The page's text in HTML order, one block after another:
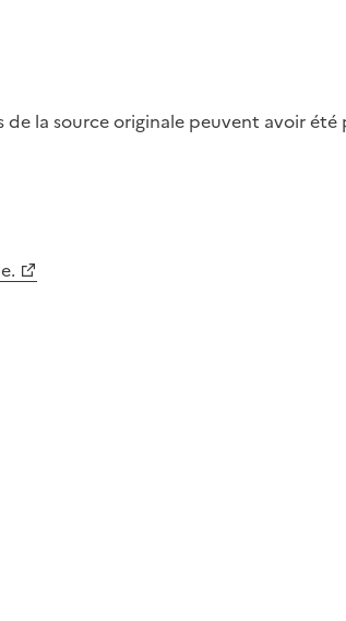
la source originale peuvent avoir